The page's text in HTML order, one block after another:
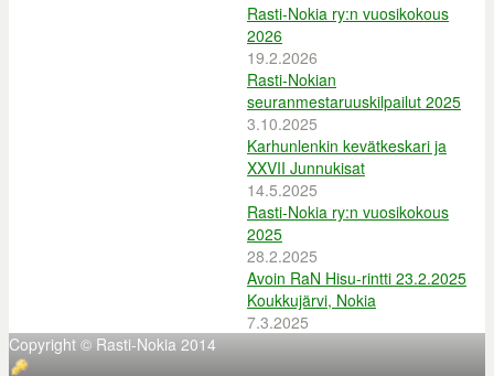
Rasti-Nokia ry:n vuosikokous
2026
19.2.2026
Rasti-Nokian
seuranmestaruuskilpailut 2025
3.10.2025
Karhunlenkin kevätkeskari ja
XXVII Junnukisat
14.5.2025
Rasti-Nokia ry:n vuosikokous
2025
28.2.2025
Avoin RaN Hisu-rintti 23.2.2025
Koukkujärvi, Nokia
7.3.2025
Copyright © Rasti-Nokia 2014